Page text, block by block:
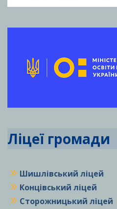
Ліцеї громади
Шишлівський ліцей
Концівський ліцей
Сторожницький ліцей